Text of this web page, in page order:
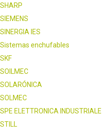
SHARP
SIEMENS
SINERGIA IES
Sistemas enchufables
SKF
SOILMEC
SOLARÓNICA
SOLMEC
SPE ELETTRONICA INDUSTRIALE
STILL